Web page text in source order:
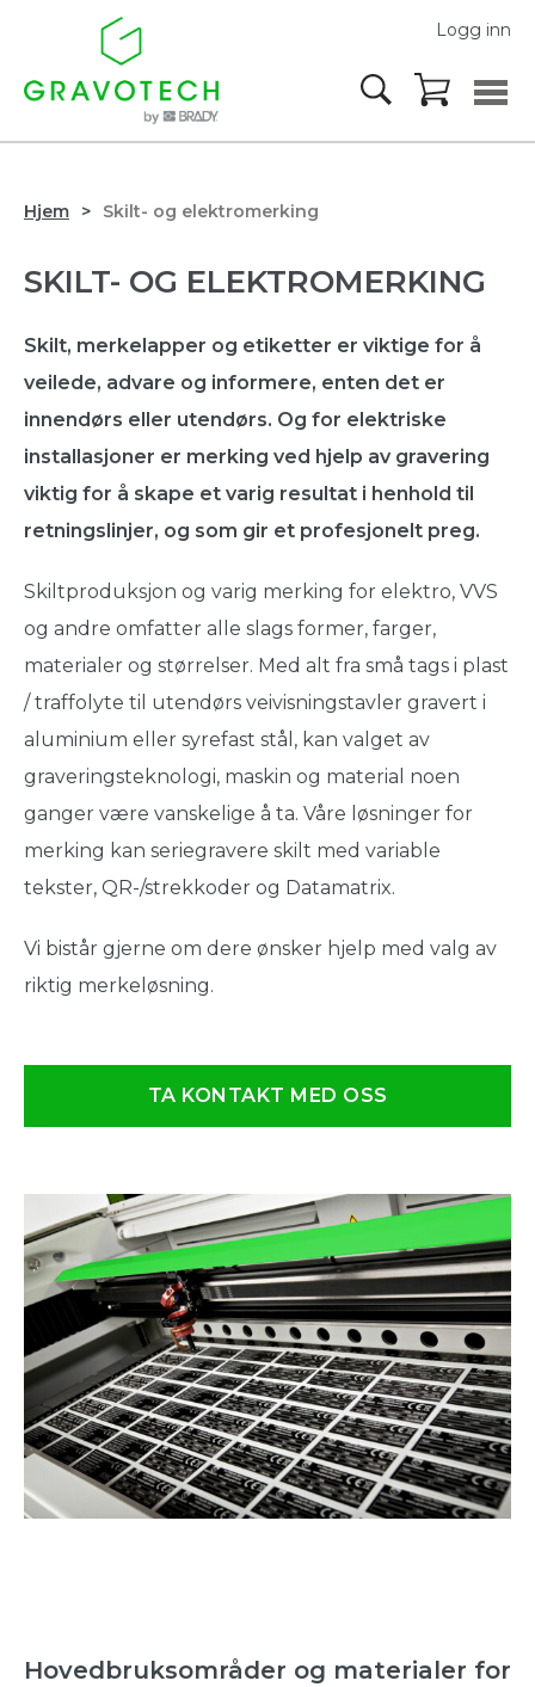
Logg inn
Hjem Skilt- og elektromerking
SKILT- OG ELEKTROMERKING
Skilt, merkelapper og etiketter er viktige for å
veilede, advare og informere, enten det er
innendørs eller utendørs. Og for elektriske
installasjoner er merking ved hjelp av gravering
viktig for å skape et varig resultat i henhold til
retningslinjer, og som gir et profesjonelt preg.
Skiltproduksjon og varig merking for elektro, VVS
og andre omfatter alle slags former, farger,
materialer og størrelser. Med alt fra små tags i plast
/ traffolyte til utendørs veivisningstavler gravert i
aluminium eller syrefast stål, kan valget av
graveringsteknologi, maskin og material noen
ganger være vanskelige å ta. Våre løsninger for
merking kan seriegravere skilt med variable
tekster, QR-/strekkoder og Datamatrix.
Vi bistår gjerne om dere ønsker hjelp med valg av
riktig merkeløsning.
TA KONTAKT MED OSS
Hovedbruksområder og materialer for